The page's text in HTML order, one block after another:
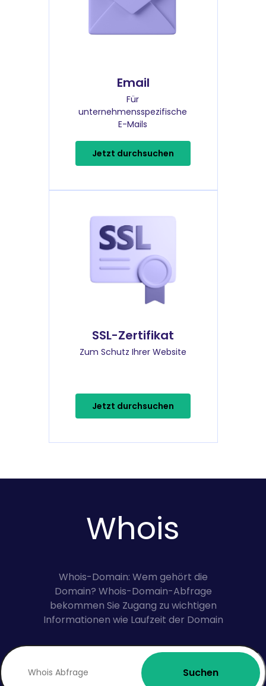
Email
Für
unternehmensspezifische
E-Mails
Jetzt durchsuchen
SSL-Zertifikat
Zum Schutz Ihrer Website
Jetzt durchsuchen
Whois
Whois-Domain: Wem gehört die
Domain? Whois-Domain-Abfrage
bekommen Sie Zugang zu wichtigen
Informationen wie Laufzeit der Domain
Suchen